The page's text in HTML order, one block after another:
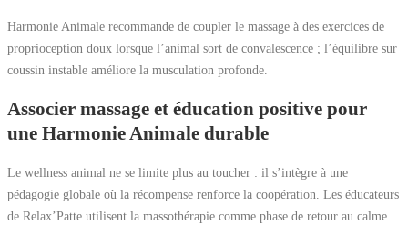
Harmonie Animale recommande de coupler le massage à des exercices de
proprioception doux lorsque l’animal sort de convalescence ; l’équilibre sur
coussin instable améliore la musculation profonde.
Associer massage et éducation positive pour
une Harmonie Animale durable
Le wellness animal ne se limite plus au toucher : il s’intègre à une
pédagogie globale où la récompense renforce la coopération. Les éducateurs
de Relax’Patte utilisent la massothérapie comme phase de retour au calme